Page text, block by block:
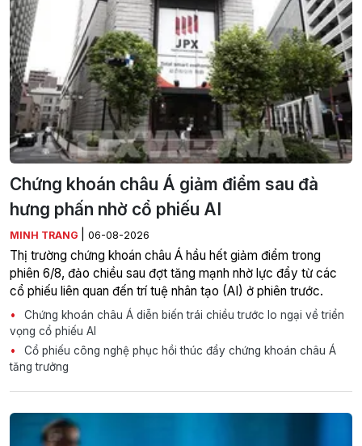
Chứng khoán châu Á giảm điểm sau đà
hưng phấn nhờ cổ phiếu AI
MINH TRANG 06-08-2026
Thị trường chứng khoán châu Á hầu hết giảm điểm trong
phiên 6/8, đảo chiều sau đợt tăng mạnh nhờ lực đẩy từ các
cổ phiếu liên quan đến trí tuệ nhân tạo (AI) ở phiên trước.
Chứng khoán châu Á diễn biến trái chiều trước lo ngại về triển
vọng cổ phiếu AI
Cổ phiếu công nghệ phục hồi thúc đẩy chứng khoán châu Á
tăng trưởng